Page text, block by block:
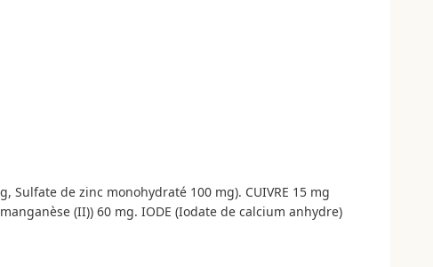
Sulfate de zinc monohydraté 100 mg). CUIVRE 15 mg
(II)) 60 mg. IODE (Iodate de calcium anhydre)